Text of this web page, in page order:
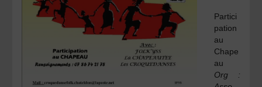
Partici
pation
au
Chape
au
Org :